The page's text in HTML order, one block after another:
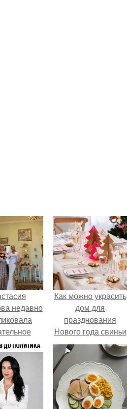
недавно
фото
мамой, к
она
в гости.
Как можно украсить
дом для
празднования
Нового года свиньи